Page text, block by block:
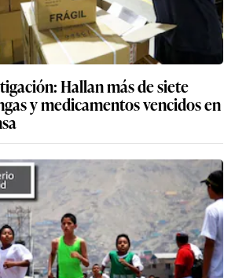
Hallan más de siete
y medicamentos vencidos en